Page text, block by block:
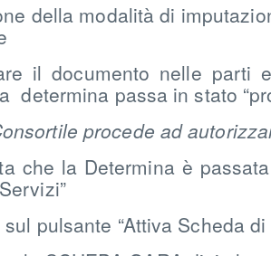
della modalità di
il documento nelle parti
determina passa in stato
procede ad
che la Determina è
pulsante “Attiva Scheda di